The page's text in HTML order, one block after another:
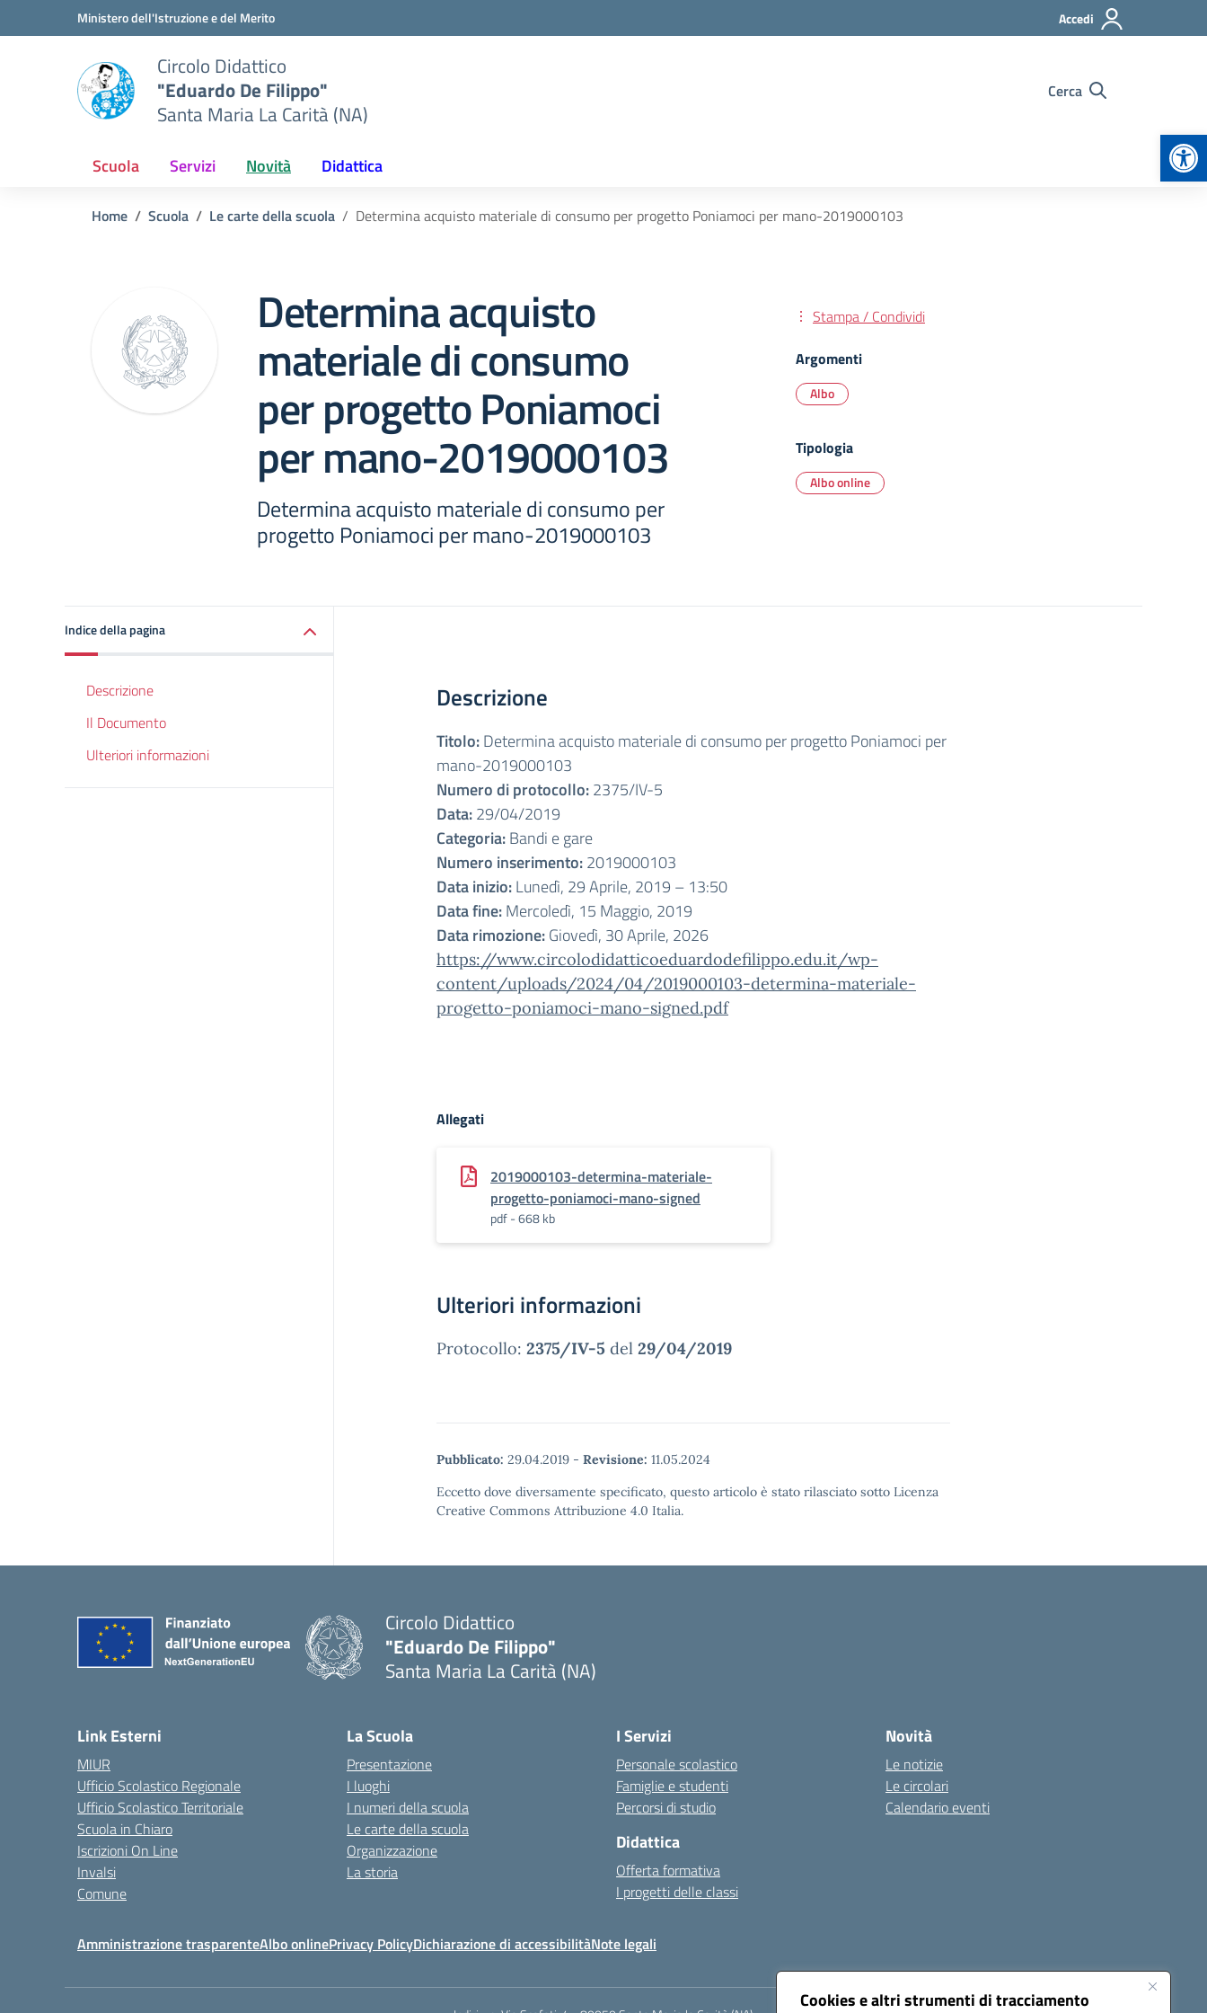
Cookies e altri strumenti di tracciamento
Vai ai contenuti
Vai al menu di navigazioneMinistero dell'Istruzione e del Merito Accedi
Circolo Didattico
"Eduardo De Filippo"
Santa Maria La Carità (NA)
Cerca
Scuola Servizi Novità Didattica
Home Scuola Le carte della scuola Determina acquisto materiale di consumo per progetto Poniamoci per mano-2019000103
Determina acquisto
materiale di consumo
per progetto Poniamoci
per mano-2019000103
Determina acquisto materiale di consumo per
progetto Poniamoci per mano-2019000103
Stampa / Condividi
Argomenti
Albo
Tipologia
Albo online
Indice della pagina
Descrizione
Il Documento
Ulteriori informazioni
Descrizione
Titolo:Determina acquisto materiale di consumo per progetto Poniamoci per
mano-2019000103
Numero di protocollo:2375/IV-5
Data:29/04/2019
Categoria:Bandi e gare
Numero inserimento:2019000103
Data inizio:Lunedì, 29 Aprile, 2019 – 13:50
Data fine:Mercoledì, 15 Maggio, 2019
Data rimozione:Giovedì, 30 Aprile, 2026
https://www.circolodidatticoeduardodefilippo.edu.it/wp-
content/uploads/2024/04/2019000103-determina-materiale-
progetto-poniamoci-mano-signed.pdf
Allegati
2019000103-determina-materiale-
progetto-poniamoci-mano-signed
pdf - 668 kb
Ulteriori informazioni
Protocollo: 2375/IV-5 del 29/04/2019
Pubblicato: 29.04.2019 - Revisione: 11.05.2024
Eccetto dove diversamente specificato, questo articolo è stato rilasciato sotto Licenza
Creative Commons Attribuzione 4.0 Italia.
Circolo Didattico
"Eduardo De Filippo"
Santa Maria La Carità (NA)
Link Esterni
MIUR
Ufficio Scolastico Regionale
Ufficio Scolastico Territoriale
Scuola in Chiaro
Iscrizioni On Line
Invalsi
Comune
La Scuola
Presentazione
I luoghi
I numeri della scuola
Le carte della scuola
Organizzazione
La storia
I Servizi
Personale scolastico
Famiglie e studenti
Percorsi di studio
Didattica
Offerta formativa
I progetti delle classi
Novità
Le notizie
Le circolari
Calendario eventi
Amministrazione trasparenteAlbo onlinePrivacy PolicyDichiarazione di accessibilitàNote legali